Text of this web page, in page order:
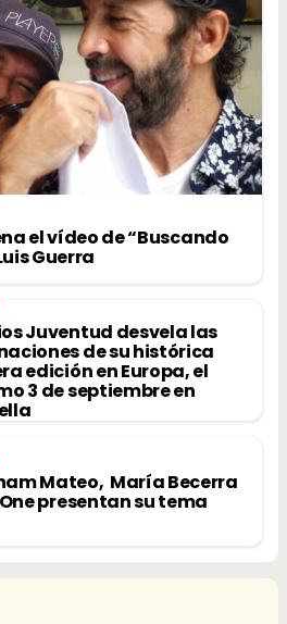
el vídeo de “Buscando
Guerra
Juventud desvela las
de su histórica
edición en Europa, el
3 de septiembre en
Mateo, María Becerra
presentan su tema